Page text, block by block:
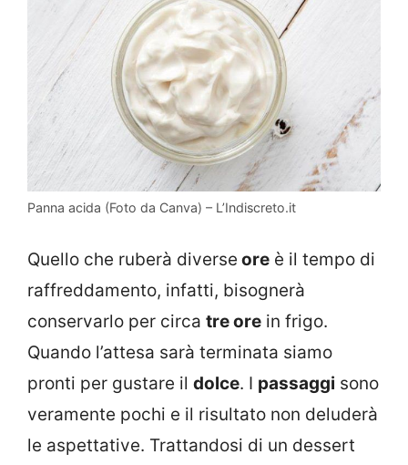
Panna acida (Foto da Canva) – L’Indiscreto.it
Quello che ruberà diverse ore è il tempo di
raffreddamento, infatti, bisognerà
conservarlo per circa tre ore in frigo.
Quando l’attesa sarà terminata siamo
pronti per gustare il dolce. I passaggi sono
veramente pochi e il risultato non deluderà
le aspettative. Trattandosi di un dessert